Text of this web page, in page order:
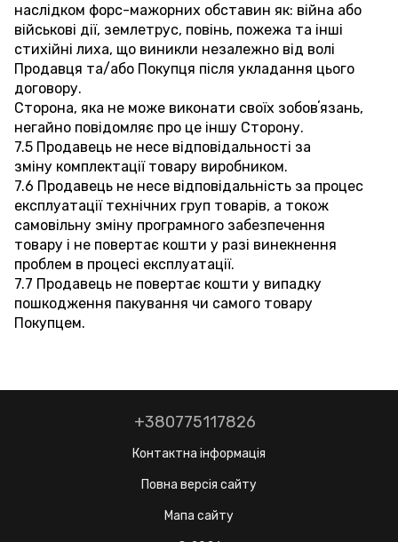
наслідком форс-мажорних обставин як: війна або
військові дії, землетрус, повінь, пожежа та інші
стихійні лиха, що виникли незалежно від волі
Продавця та/або Покупця після укладання цього
договору.
Сторона, яка не може виконати своїх зобовʼязань,
негайно повідомляє про це іншу Сторону.
7.5 Продавець не несе відповідальності за
зміну комплектації товару виробником.
7.6 Продавець не несе відповідальність за процес
експлуатації технічних груп товарів, а токож
самовільну зміну програмного забезпечення
товару і не повертає кошти у разі винекнення
проблем в процесі експлуатації.
7.7 Продавець не повертає кошти у випадку
пошкодження пакування чи самого товару
Покупцем.
+380775117826
Контактна інформація
Повна версія сайту
Мапа сайту